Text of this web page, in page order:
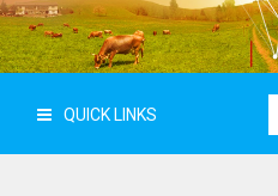
QUICK LINKS